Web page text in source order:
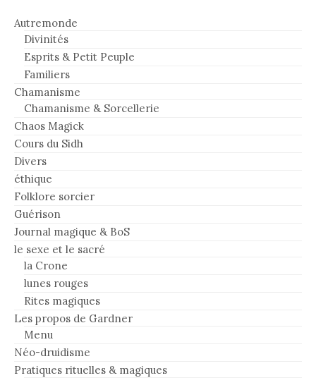
Autremonde
Divinités
Esprits & Petit Peuple
Familiers
Chamanisme
Chamanisme & Sorcellerie
Chaos Magick
Cours du Sidh
Divers
éthique
Folklore sorcier
Guérison
Journal magique & BoS
le sexe et le sacré
la Crone
lunes rouges
Rites magiques
Les propos de Gardner
Menu
Néo-druidisme
Pratiques rituelles & magiques